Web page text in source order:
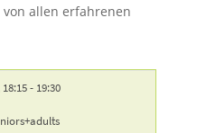
von allen erfahrenen